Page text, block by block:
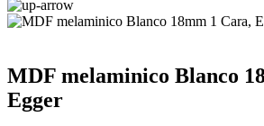
MDF melaminico Blanco
Egger